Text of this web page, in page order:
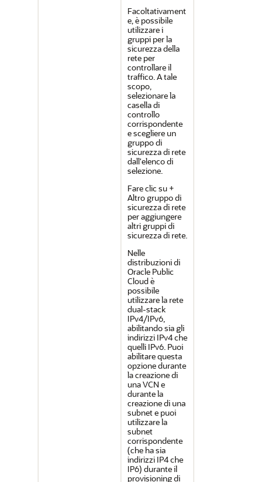
Facoltativament
e, è possibile
utilizzare i
gruppi per la
sicurezza della
rete per
controllare il
traffico. A tale
scopo,
selezionare la
casella di
controllo
corrispondente
e scegliere un
gruppo di
sicurezza di rete
dall'elenco di
selezione.
Fare clic su +
Altro gruppo di
sicurezza di rete
per aggiungere
altri gruppi di
sicurezza di rete.
Nelle
distribuzioni di
Oracle Public
Cloud è
possibile
utilizzare la rete
dual-stack
IPv4/IPv6,
abilitando sia gli
indirizzi IPv4 che
quelli IPv6. Puoi
abilitare questa
opzione durante
la creazione di
una VCN e
durante la
creazione di una
subnet e puoi
utilizzare la
subnet
corrispondente
(che ha sia
indirizzi IP4 che
IP6) durante il
provisioning di